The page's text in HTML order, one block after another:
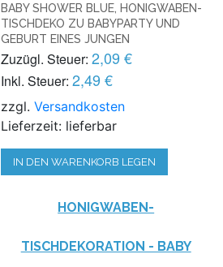
BABY SHOWER BLUE, HONIGWABEN-
TISCHDEKO ZU BABYPARTY UND
GEBURT EINES JUNGEN
Zuzügl. Steuer: 2,09 €
Inkl. Steuer: 2,49 €
zzgl.Versandkosten
Lieferzeit: lieferbar
IN DEN WARENKORB LEGEN
HONIGWABEN-
TISCHDEKORATION - BABY